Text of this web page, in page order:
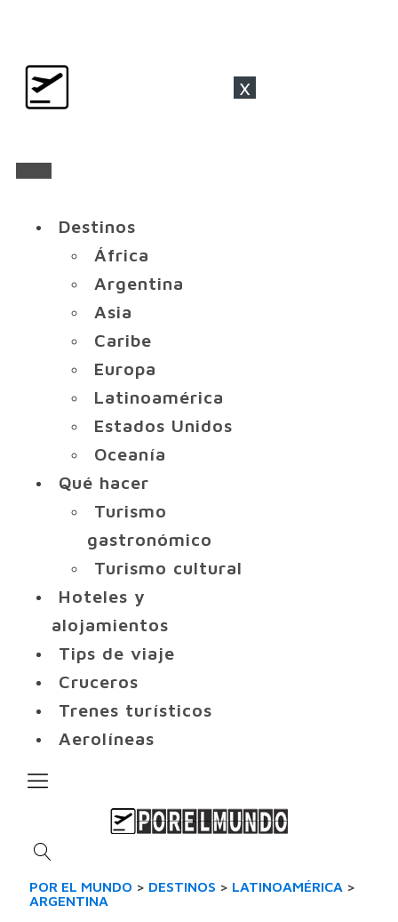
x
Destinos
África
Argentina
Asia
Caribe
Europa
Latinoamérica
Estados Unidos
Oceanía
Qué hacer
Turismo
gastronómico
Turismo cultural
Hoteles y
alojamientos
Tips de viaje
Cruceros
Trenes turísticos
Aerolíneas
POR EL MUNDO > DESTINOS > LATINOAMÉRICA >
ARGENTINA